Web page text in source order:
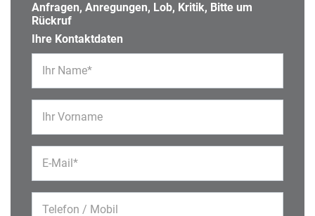
Anfragen, Anregungen, Lob, Kritik, Bitte um
Rückruf
Ihre Kontaktdaten
Ihr Name*
Ihr Vorname
E-Mail*
Telefon / Mobil